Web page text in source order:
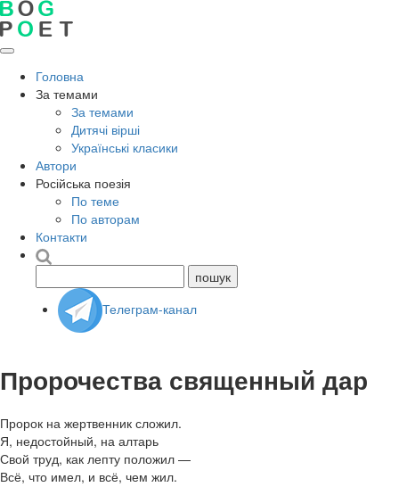
Головна
За темами
За темами
Дитячі вірші
Українські класики
Автори
Російська поезія
По теме
По авторам
Контакти
Телеграм-канал
Пророчества священный дар
Пророк на жертвенник сложил.
Я, недостойный, на алтарь
Свой труд, как лепту положил —
Всё, что имел, и всё, чем жил.